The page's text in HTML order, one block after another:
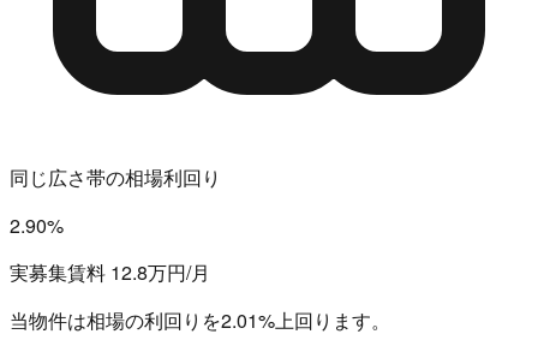
同じ広さ帯の相場利回り
2.90%
実募集賃料 12.8万円/月
当物件は相場の利回りを2.01%上回ります。